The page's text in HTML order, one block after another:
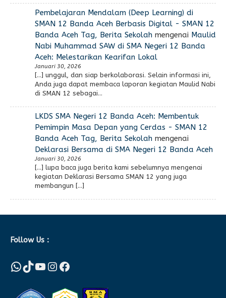
Pembelajaran Mendalam (Deep Learning) di
SMAN 12 Banda Aceh Berbasis Digital - SMAN 12
Banda Aceh Tag, Berita Sekolahmengenai Maulid
Nabi Muhammad SAW di SMA Negeri 12 Banda
Aceh: Melestarikan Kearifan Lokal
Januari 30, 2026
[…] unggul, dan siap berkolaborasi. Selain informasi ini,
Anda juga dapat membaca laporan kegiatan Maulid Nabi
di SMAN 12 sebagai…
LKDS SMA Negeri 12 Banda Aceh: Membentuk
Pemimpin Masa Depan yang Cerdas - SMAN 12
Banda Aceh Tag, Berita Sekolahmengenai
Deklarasi Bersama di SMA Negeri 12 Banda Aceh
Januari 30, 2026
[…] lupa baca juga berita kami sebelumnya mengenai
kegiatan Deklarasi Bersama SMAN 12 yang juga
membangun […]
Follow Us :
WhatsApp
TikTok
YouTube
Instagram
Facebook